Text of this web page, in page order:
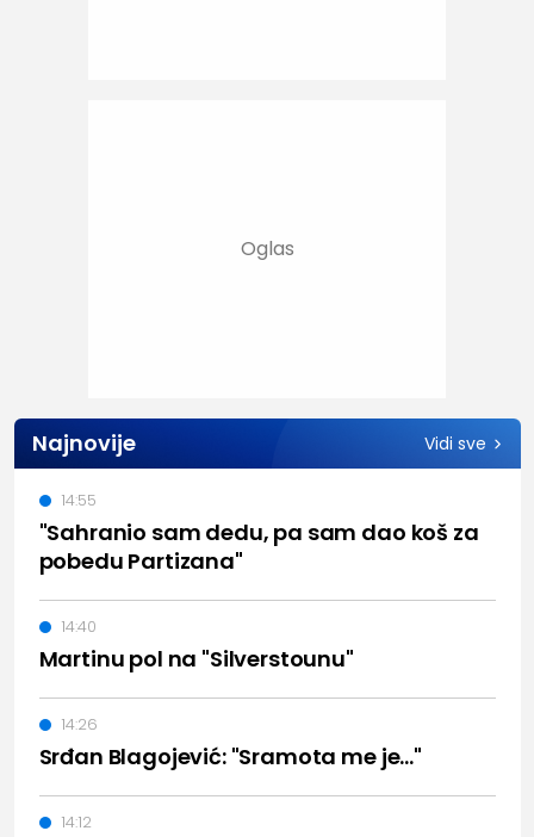
Najnovije Vidi sve
"Sahranio sam dedu, pa sam dao koš za
pobedu Partizana"
14:55
Martinu pol na "Silverstounu"
14:40
Srđan Blagojević: "Sramota me je..."
14:26
14:12